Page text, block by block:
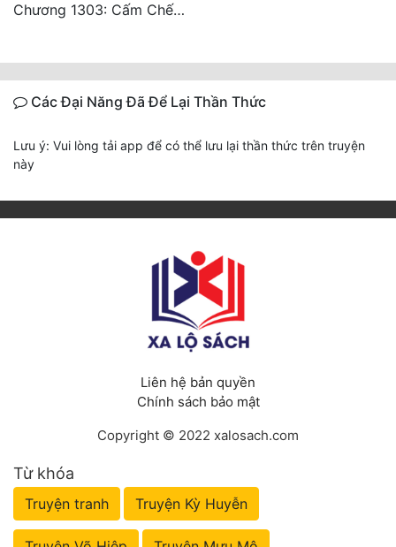
Chương 1303: Cấm Chế (Kết phần 1)
Các Đại Năng Đã Để Lại Thần Thức
Lưu ý: Vui lòng tải app để có thể lưu lại thần thức trên truyện
này
Liên hệ bản quyền
Chính sách bảo mật
Copyright © 2022 xalosach.com
Từ khóa
Truyện tranh Truyện Kỳ Huyễn